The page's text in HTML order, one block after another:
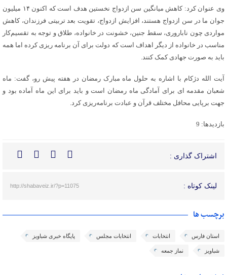
وی عنوان کرد: کاهش میانگین سن ازدواج نخستین هدف است که اکنون ۱۴ میلیون
جوان ما در سن ازدواج هستند، افزایش ازدواج، تقویت بعد تربیتی فرزندان، کاهش
مواردی چون‌ ناباروری، سقط جنین، خشونت در خانواده، طلاق و توجه به تقسیم‌کار
مناسب در خانواده از دیگر اهداف است که دولت برای آن برنامه ریزی کرده اما همه
باید به صورت جهادی کمک کنند.
آیت الله دژکام با اشاره به حلول ماه مبارک رمضان در هفته پیش رو، گفت: ماه
شعبان مقدمه ای برای آمادگی ماه رمضان است و باید برای این ماه آماده بود و
جهت برپایی محافل مختلف قرآن و عبادت برنامه‌ریزی کرد.
بازدیدها: 9
اشتراک گذاری :
لینک کوتاه : http://shabaveiz.ir/?p=11075
برچسب ها
استان فارس انتخابات انتخابات مجلس پایگاه خبری شباویز
شباویز نماز جمعه